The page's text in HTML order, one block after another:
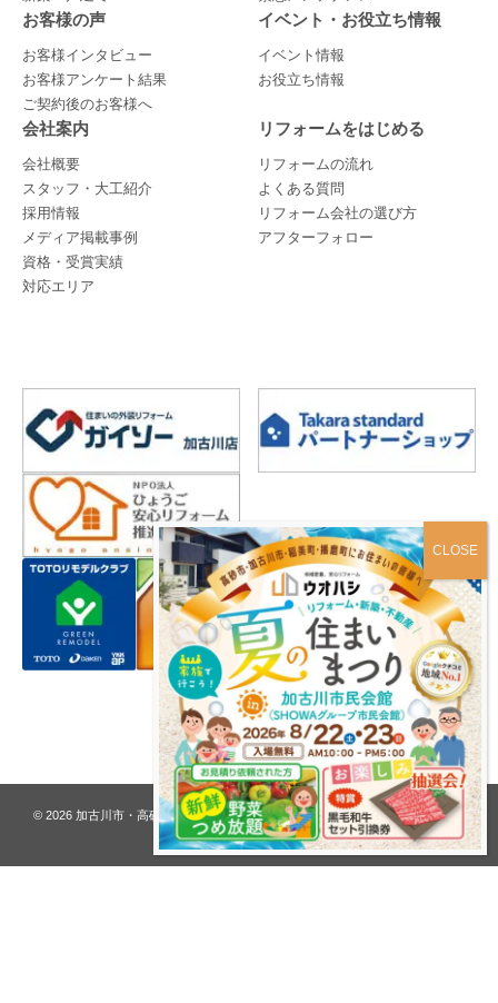
お客様の声
お客様インタビュー
お客様アンケート結果
ご契約後のお客様へ
イベント・お役立ち情報
イベント情報
お役立ち情報
会社案内
会社概要
スタッフ・大工紹介
採用情報
メディア掲載事例
資格・受賞実績
対応エリア
リフォームをはじめる
リフォームの流れ
よくある質問
リフォーム会社の選び方
アフターフォロー
プライバシーポリシー
© 2026 加古川市・高砂市 夢リフォーム ウオハシ – 創業128年の老舗. All rights
reserved.